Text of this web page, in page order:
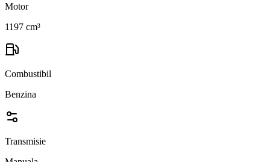
Motor
1197 cm³
Combustibil
Benzina
Transmisie